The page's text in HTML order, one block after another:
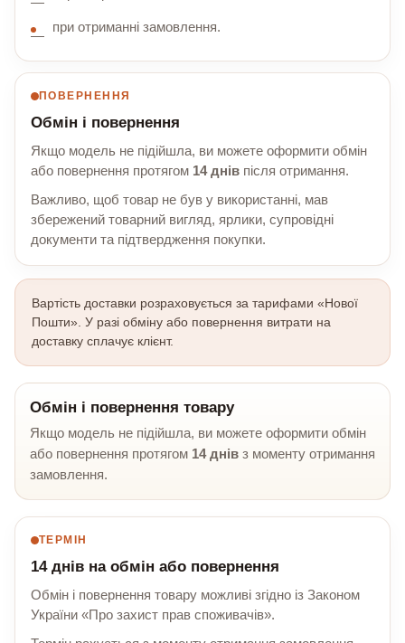
при отриманні замовлення.
ПОВЕРНЕННЯ
Обмін і повернення
Якщо модель не підійшла, ви можете оформити обмін
або повернення протягом 14 днів після отримання.
Важливо, щоб товар не був у використанні, мав
збережений товарний вигляд, ярлики, супровідні
документи та підтвердження покупки.
Вартість доставки розраховується за тарифами «Нової
Пошти». У разі обміну або повернення витрати на
доставку сплачує клієнт.
Обмін і повернення товару
Якщо модель не підійшла, ви можете оформити обмін
або повернення протягом 14 днів з моменту отримання
замовлення.
ТЕРМІН
14 днів на обмін або повернення
Обмін і повернення товару можливі згідно із Законом
України «Про захист прав споживачів».